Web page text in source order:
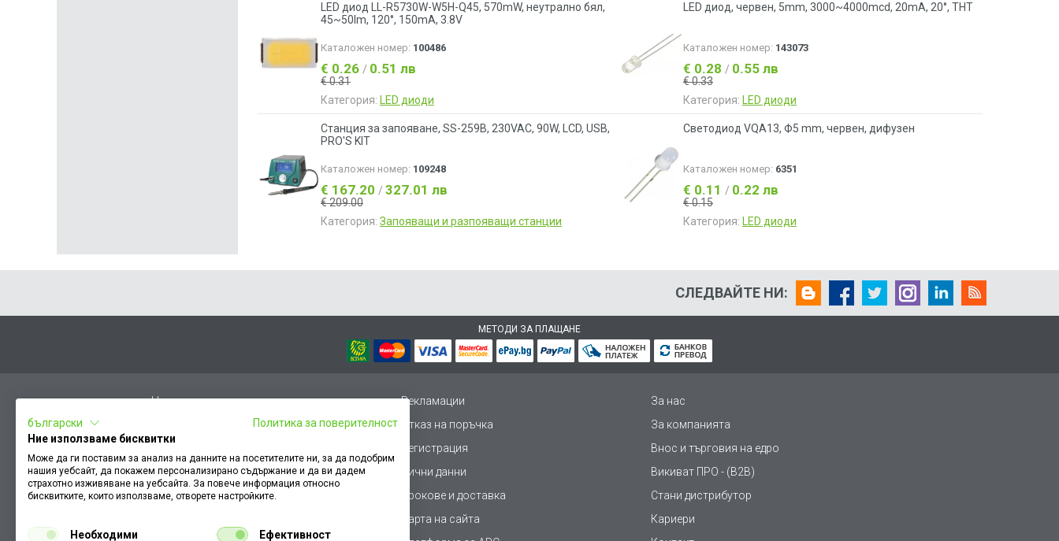
LED диод LL-R5730W-W5H-Q45, 570mW, неутрално бял,
45~50lm, 120°, 150mA, 3.8V
Каталожен номер: 100486
€ 0.26 / 0.51 лв
€ 0.31
Категория: LED диоди
Станция за запояване, SS-259B, 230VAC, 90W, LCD, USB,
PRO'S KIT
Каталожен номер: 109248
€ 167.20 / 327.01 лв
€ 209.00
Категория: Запояващи и разпояващи станции
LED диод, червен, 5mm, 3000~4000mcd, 20mA, 20°, THT
Каталожен номер: 143073
€ 0.28 / 0.55 лв
€ 0.33
Категория: LED диоди
Светодиод VQA13, Ф5 mm, червен, дифузен
Каталожен номер: 6351
€ 0.11 / 0.22 лв
€ 0.15
Категория: LED диоди
СЛЕДВАЙТЕ НИ:
МЕТОДИ ЗА ПЛАЩАНЕ
Начало Рекламации
За нас
Отказ на поръчка
За компанията
Регистрация
Внос и търговия на едро
Оплакване / похвала
Лични данни
Викиват ПРО - (B2B)
Условия за ползване
Срокове и доставка
Стани дистрибутор
Карта на сайта
Кариери
български
Политика за поверителност
Ние използваме бисквитки
Може да ги поставим за анализ на данните на посетителите ни, за да подобрим
нашия уебсайт, да покажем персонализирано съдържание и да ви дадем
страхотно изживяване на уебсайта. За повече информация относно
бисквитките, които използваме, отворете настройките.
Необходими Ефективност